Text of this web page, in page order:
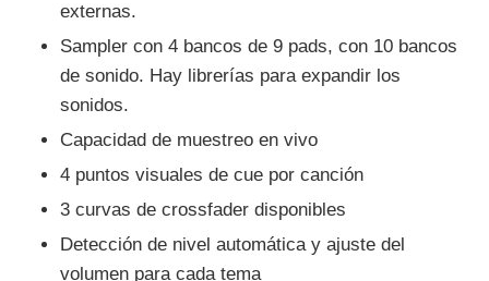
externas.
Sampler con 4 bancos de 9 pads, con 10 bancos
de sonido. Hay librerías para expandir los
sonidos.
Capacidad de muestreo en vivo
4 puntos visuales de cue por canción
3 curvas de crossfader disponibles
Detección de nivel automática y ajuste del
volumen para cada tema